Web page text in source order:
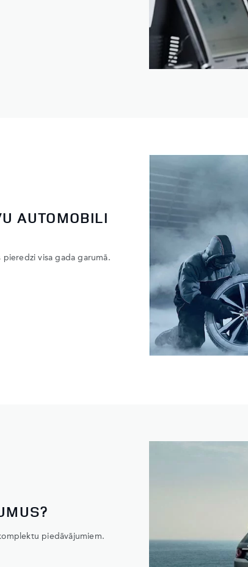
AUTOMOBILI
pieredzi visa gada garumā.
piedāvājumiem.